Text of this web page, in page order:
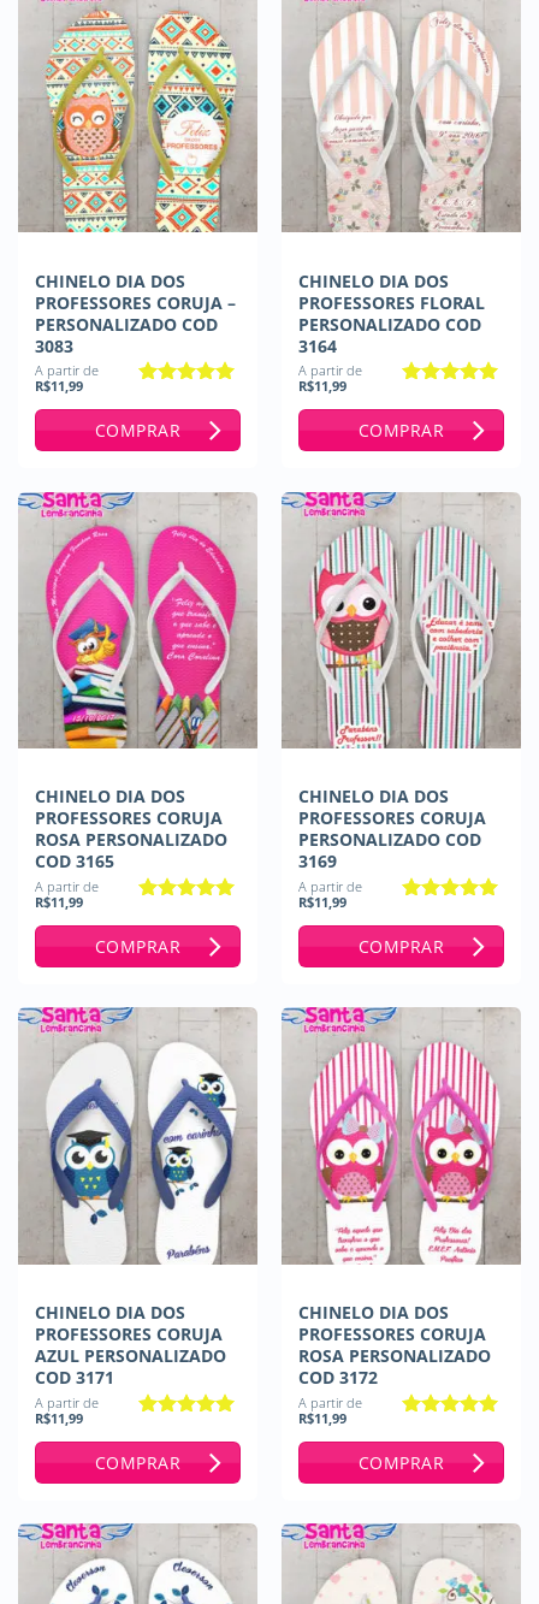
CHINELO DIA DOS
PROFESSORES CORUJA –
PERSONALIZADO COD
3083
A partir de
R$11,99
COMPRAR
CHINELO DIA DOS
PROFESSORES FLORAL
PERSONALIZADO COD
3164
A partir de
R$11,99
COMPRAR
CHINELO DIA DOS
PROFESSORES CORUJA
ROSA PERSONALIZADO
COD 3165
A partir de
R$11,99
COMPRAR
CHINELO DIA DOS
PROFESSORES CORUJA
PERSONALIZADO COD
3169
A partir de
R$11,99
COMPRAR
CHINELO DIA DOS
PROFESSORES CORUJA
AZUL PERSONALIZADO
COD 3171
A partir de
R$11,99
COMPRAR
CHINELO DIA DOS
PROFESSORES CORUJA
ROSA PERSONALIZADO
COD 3172
A partir de
R$11,99
COMPRAR